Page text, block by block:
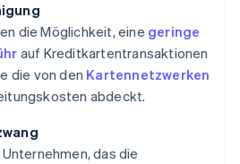
die Möglichkeit, eine geringe
auf Kreditkartentransaktionen
die von den Kartennetzwerken
abdeckt.
das die